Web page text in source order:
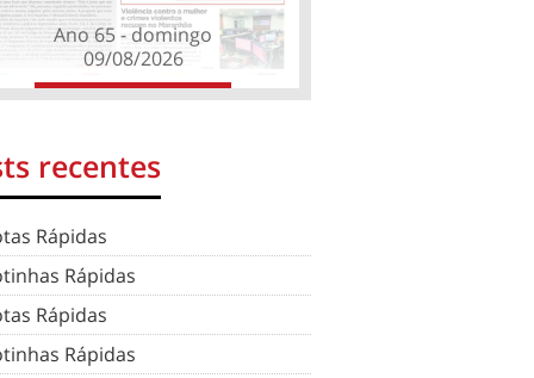
Ano 65 - domingo
09/08/2026
recentes
Rápidas
Rápidas
Rápidas
Rápidas